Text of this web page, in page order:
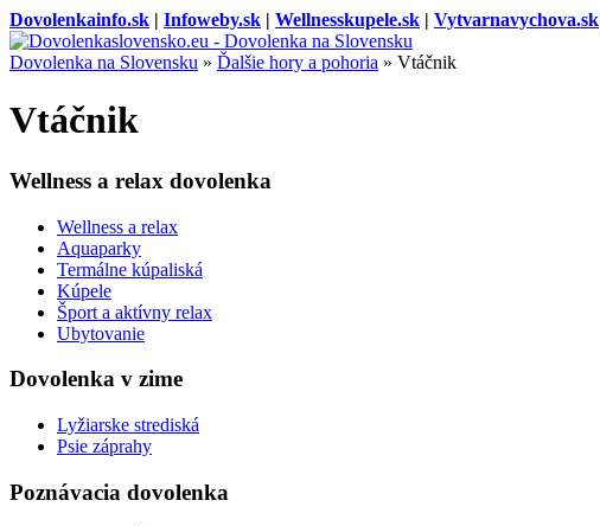
Dovolenkainfo.sk | Infoweby.sk | Wellnesskupele.sk | Vytvarnavychova.sk
Dovolenka na Slovensku » Ďalšie hory a pohoria » Vtáčnik
Vtáčnik
Wellness a relax dovolenka
Wellness a relax
Aquaparky
Termálne kúpaliská
Kúpele
Šport a aktívny relax
Ubytovanie
Dovolenka v zime
Lyžiarske strediská
Psie záprahy
Poznávacia dovolenka